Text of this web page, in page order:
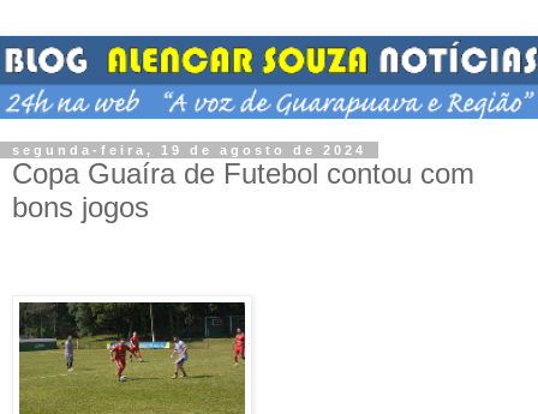
segunda-feira, 19 de agosto de 2024
Copa Guaíra de Futebol contou com
bons jogos